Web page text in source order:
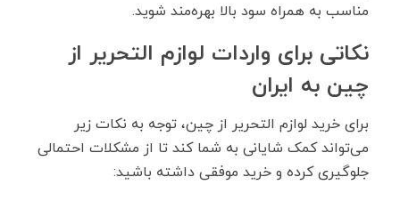
مناسب به همراه سود بالا بهره‌مند شوید.
نکاتی برای واردات لوازم التحریر از
چین به ایران
برای خرید لوازم التحریر از چین، توجه به نکات زیر
می‌تواند کمک شایانی به شما کند تا از مشکلات احتمالی
جلوگیری کرده و خرید موفقی داشته باشید: